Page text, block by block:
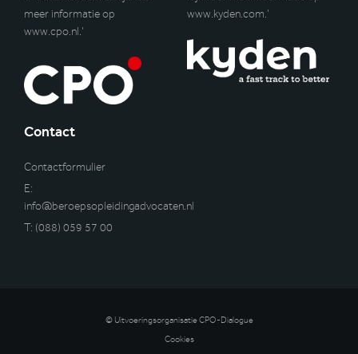
meer informatie op
www.cpo.nl.’
www.kyden.com.’
Contact
Contactformulier
E:
info@beroepsopleidingadvocaten.nl
T: (088) 059 57 00
© Uitvoeringsorganisatie CPO-Dialogue
Cookies